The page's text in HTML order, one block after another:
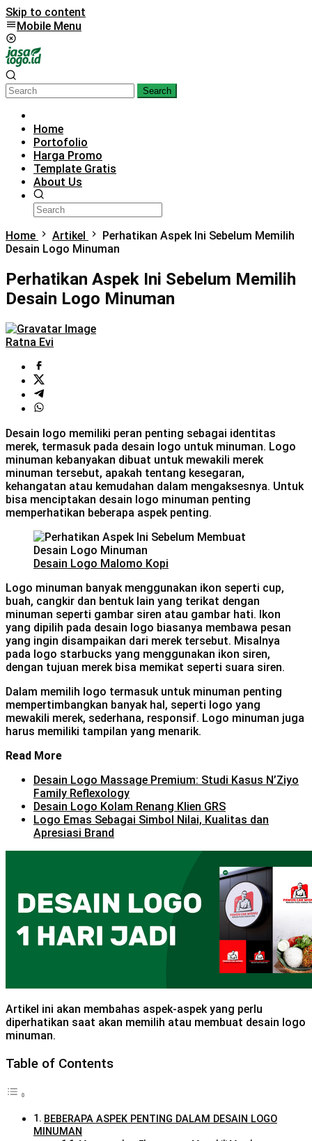
Skip to content
Mobile Menu
Search
Home
Portofolio
Harga Promo
Template Gratis
About Us
Home Artikel
Perhatikan Aspek Ini Sebelum Memilih
Desain Logo Minuman
Perhatikan Aspek Ini Sebelum Memilih
Desain Logo Minuman
Ratna Evi
Desain logo memiliki peran penting sebagai identitas
merek, termasuk pada desain logo untuk minuman. Logo
minuman kebanyakan dibuat untuk mewakili merek
minuman tersebut, apakah tentang kesegaran,
kehangatan atau kemudahan dalam mengaksesnya. Untuk
bisa menciptakan desain logo minuman penting
memperhatikan beberapa aspek penting.
Desain Logo Malomo Kopi
Logo minuman banyak menggunakan ikon seperti cup,
buah, cangkir dan bentuk lain yang terikat dengan
minuman seperti gambar siren atau gambar hati. Ikon
yang dipilih pada desain logo biasanya membawa pesan
yang ingin disampaikan dari merek tersebut. Misalnya
pada logo starbucks yang menggunakan ikon siren,
dengan tujuan merek bisa memikat seperti suara siren.
Dalam memilih logo termasuk untuk minuman penting
mempertimbangkan banyak hal, seperti logo yang
mewakili merek, sederhana, responsif. Logo minuman juga
harus memiliki tampilan yang menarik.
Read More
Desain Logo Massage Premium: Studi Kasus N’Ziyo
Family Reflexology
Desain Logo Kolam Renang Klien GRS
Logo Emas Sebagai Simbol Nilai, Kualitas dan
Apresiasi Brand
Artikel ini akan membahas aspek-aspek yang perlu
diperhatikan saat akan memilih atau membuat desain logo
minuman.
Table of Contents
BEBERAPA ASPEK PENTING DALAM DESAIN LOGO
MINUMAN